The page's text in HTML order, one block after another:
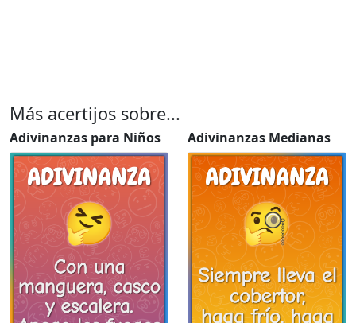
Más acertijos sobre...
Adivinanzas para Niños Adivinanzas Medianas